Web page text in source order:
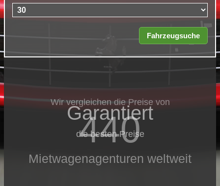
Wir vergleichen die Preise von
440
Mietwagenagenturen weltweit
Garantiert
die besten Preise